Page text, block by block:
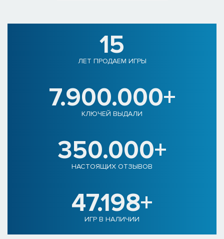
15
ЛЕТ ПРОДАЕМ ИГРЫ
7.900.000+
КЛЮЧЕЙ ВЫДАЛИ
350.000+
НАСТОЯЩИХ ОТЗЫВОВ
47.198+
ИГР В НАЛИЧИИ